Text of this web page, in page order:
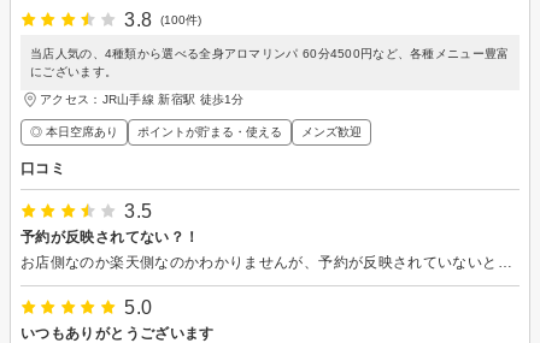
3.8
(100件)
当店人気の、4種類から選べる全身アロマリンパ 60分4500円など、各種メニュー豊富
にございます。
アクセス：JR山手線 新宿駅 徒歩1分
◎ 本日空席あり ポイントが貯まる・使える メンズ歓迎
口コミ
3.5
予約が反映されてない？！
5.0
いつもありがとうございます